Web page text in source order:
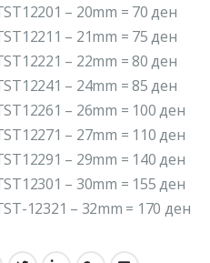
– 20mm = 70 ден
– 21mm = 75 ден
– 22mm = 80 ден
– 24mm = 85 ден
– 26mm = 100 ден
– 27mm = 110 ден
– 29mm = 140 ден
– 30mm = 155 ден
12321 – 32mm = 170 ден